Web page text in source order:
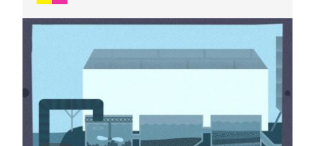
na povrch, zjistíte v tomto díle Kosmixu:
Pod hladinou.